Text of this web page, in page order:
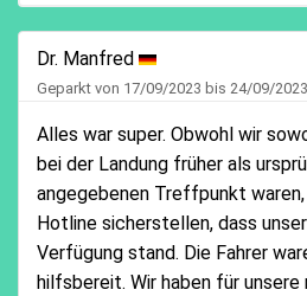
Dr. Manfred
Geparkt von 17/09/2023 bis 24/09/2023
Alles war super. Obwohl wir
bei der Landung früher als
angegebenen Treffpunkt
Hotline sicherstellen, dass
Verfügung stand. Die Fahrer
hilfsbereit. Wir haben für